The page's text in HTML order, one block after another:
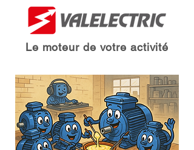
Le moteur de votre activité